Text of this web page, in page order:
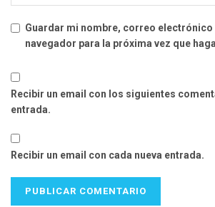
Guardar mi nombre, correo electrónico
navegador para la próxima vez que
Recibir un email con los siguientes
entrada.
Recibir un email con cada nueva entrada.